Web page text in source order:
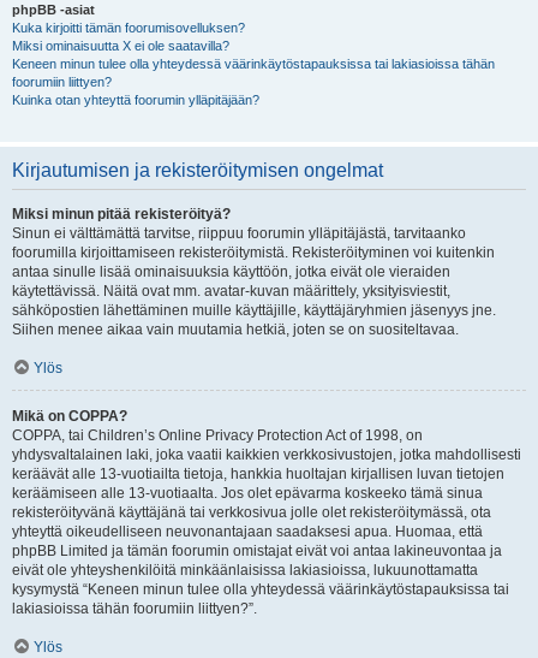
phpBB -asiat
Kuka kirjoitti tämän foorumisovelluksen?
Miksi ominaisuutta X ei ole saatavilla?
Keneen minun tulee olla yhteydessä väärinkäytöstapauksissa tai lakiasioissa tähän
foorumiin liittyen?
Kuinka otan yhteyttä foorumin ylläpitäjään?
Kirjautumisen ja rekisteröitymisen ongelmat
Miksi minun pitää rekisteröityä?
Sinun ei välttämättä tarvitse, riippuu foorumin ylläpitäjästä, tarvitaanko
foorumilla kirjoittamiseen rekisteröitymistä. Rekisteröityminen voi kuitenkin
antaa sinulle lisää ominaisuuksia käyttöön, jotka eivät ole vieraiden
käytettävissä. Näitä ovat mm. avatar-kuvan määrittely, yksityisviestit,
sähköpostien lähettäminen muille käyttäjille, käyttäjäryhmien jäsenyys jne.
Siihen menee aikaa vain muutamia hetkiä, joten se on suositeltavaa.
Ylös
Mikä on COPPA?
COPPA, tai Children’s Online Privacy Protection Act of 1998, on
yhdysvaltalainen laki, joka vaatii kaikkien verkkosivustojen, jotka mahdollisesti
keräävät alle 13-vuotiailta tietoja, hankkia huoltajan kirjallisen luvan tietojen
keräämiseen alle 13-vuotiaalta. Jos olet epävarma koskeeko tämä sinua
rekisteröityvänä käyttäjänä tai verkkosivua jolle olet rekisteröitymässä, ota
yhteyttä oikeudelliseen neuvonantajaan saadaksesi apua. Huomaa, että
phpBB Limited ja tämän foorumin omistajat eivät voi antaa lakineuvontaa ja
eivät ole yhteyshenkilöitä minkäänlaisissa lakiasioissa, lukuunottamatta
kysymystä “Keneen minun tulee olla yhteydessä väärinkäytöstapauksissa tai
lakiasioissa tähän foorumiin liittyen?”.
Ylös